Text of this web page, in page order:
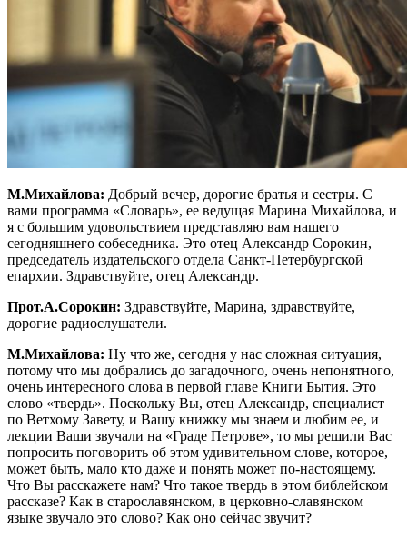
М.Михайлова: Добрый вечер, дорогие братья и сестры. С
вами программа «Словарь», ее ведущая Марина Михайлова, и
я с большим удовольствием представляю вам нашего
сегодняшнего собеседника. Это отец Александр Сорокин,
председатель издательского отдела Санкт-Петербургской
епархии. Здравствуйте, отец Александр.
Прот.А.Сорокин: Здравствуйте, Марина, здравствуйте,
дорогие радиослушатели.
М.Михайлова: Ну что же, сегодня у нас сложная ситуация,
потому что мы добрались до загадочного, очень непонятного,
очень интересного слова в первой главе Книги Бытия. Это
слово «твердь». Поскольку Вы, отец Александр, специалист
по Ветхому Завету, и Вашу книжку мы знаем и любим ее, и
лекции Ваши звучали на «Граде Петрове», то мы решили Вас
попросить поговорить об этом удивительном слове, которое,
может быть, мало кто даже и понять может по-настоящему.
Что Вы расскажете нам? Что такое твердь в этом библейском
рассказе? Как в старославянском, в церковно-славянском
языке звучало это слово? Как оно сейчас звучит?